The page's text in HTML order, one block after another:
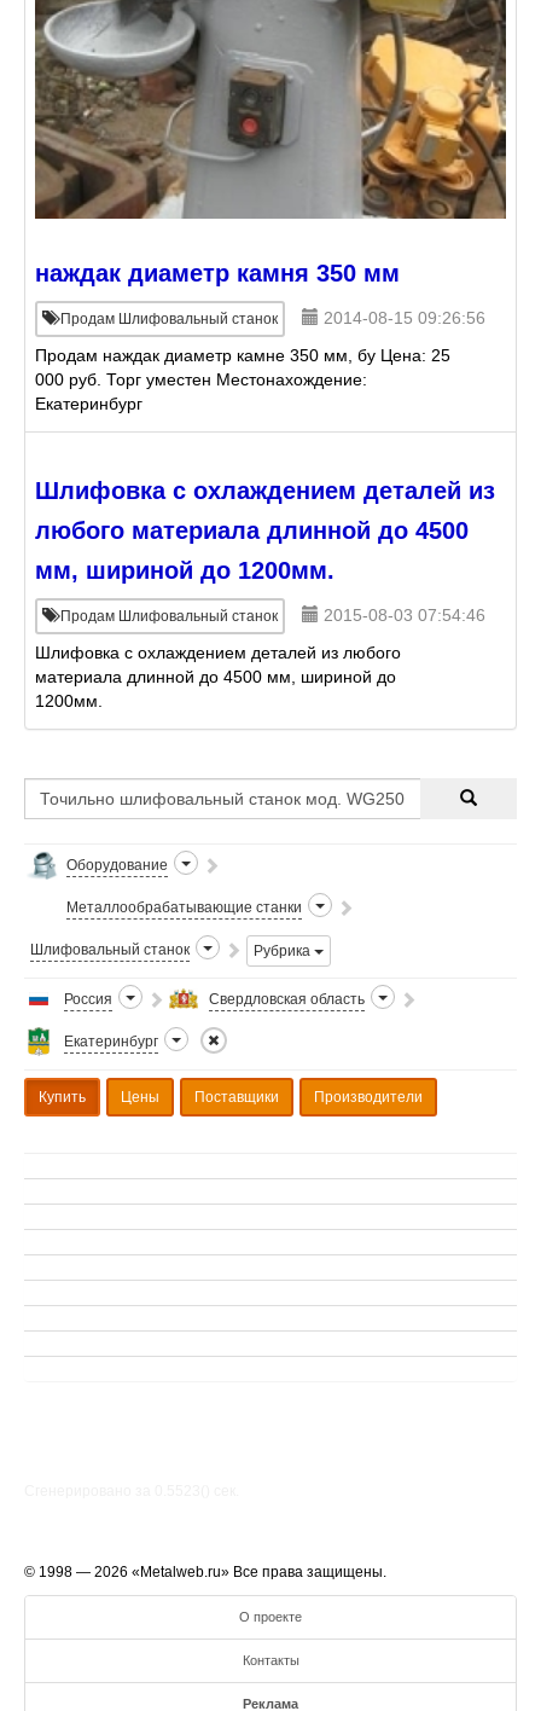
наждак диаметр камня 350 мм
Продам Шлифовальный станок
2014-08-15 09:26:56
Продам наждак диаметр камне 350 мм, бу Цена: 25
000 руб. Торг уместен Местонахождение:
Екатеринбург
Шлифовка с охлаждением деталей из
любого материала длинной до 4500
мм, шириной до 1200мм.
Продам Шлифовальный станок
2015-08-03 07:54:46
Шлифовка с охлаждением деталей из любого
материала длинной до 4500 мм, шириной до
1200мм.
Оборудование
Металлообрабатывающие станки
Шлифовальный станок Рубрика
Россия Свердловская область
Екатеринбург
Купить Цены Поставщики Производители
© 1998 — 2026 «Metalweb.ru» Все права защищены.
О проекте
Контакты
Реклама